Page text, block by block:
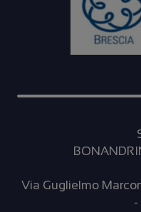
Via Guglielmo
si